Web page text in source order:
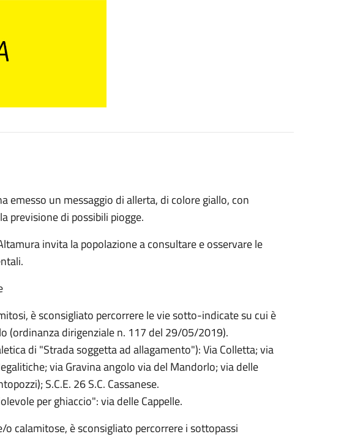
emesso un messaggio di allerta, di colore giallo, con
previsione di possibili piogge.
invita la popolazione a consultare e osservare le
è sconsigliato percorrere le vie sotto-indicate su cui è
(ordinanza dirigenziale n. 117 del 29/05/2019).
di "Strada soggetta ad allagamento"): Via Colletta; via
via Gravina angolo via del Mandorlo; via delle
S.C.E. 26 S.C. Cassanese.
per ghiaccio": via delle Cappelle.
calamitose, è sconsigliato percorrere i sottopassi